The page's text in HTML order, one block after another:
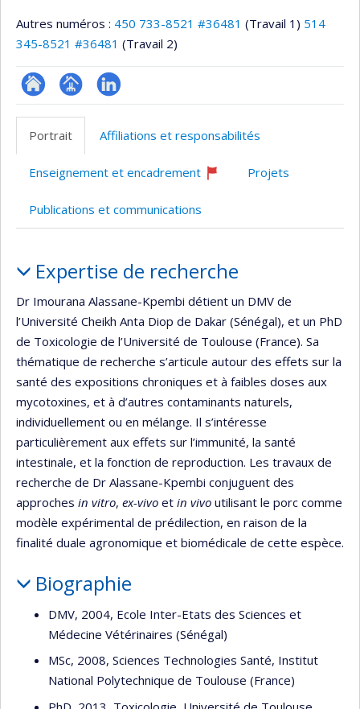
Autres numéros : 450 733-8521 #36481 (Travail 1) 514
345-8521 #36481 (Travail 2)
ResearchGate
Page
(faculté,département,école)
LinkedIn
Portrait
Affiliations et responsabilités
Enseignement et encadrement
Projets
Publications et communications
Expertise de recherche
Dr Imourana Alassane-Kpembi détient un DMV de
l’Université Cheikh Anta Diop de Dakar (Sénégal), et un PhD
de Toxicologie de l’Université de Toulouse (France). Sa
thématique de recherche s’articule autour des effets sur la
santé des expositions chroniques et à faibles doses aux
mycotoxines, et à d’autres contaminants naturels,
individuellement ou en mélange. Il s’intéresse
particulièrement aux effets sur l’immunité, la santé
intestinale, et la fonction de reproduction. Les travaux de
recherche de Dr Alassane-Kpembi conjuguent des
approches in vitro, ex-vivo et in vivo utilisant le porc comme
modèle expérimental de prédilection, en raison de la
finalité duale agronomique et biomédicale de cette espèce.
Biographie
DMV, 2004, Ecole Inter-Etats des Sciences et
Médecine Vétérinaires (Sénégal)
MSc, 2008, Sciences Technologies Santé, Institut
National Polytechnique de Toulouse (France)